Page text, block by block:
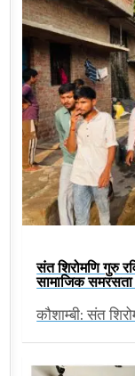
संत शिरोमणि गुरु
सामाजिक समरसता
कौशाम्बी: संत